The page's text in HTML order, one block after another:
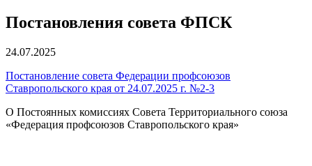
Постановления совета ФПСК
24.07.2025
Постановление совета Федерации профсоюзов
Ставропольского края от 24.07.2025 г. №2-3
О Постоянных комиссиях Совета Территориального союза
«Федерация профсоюзов Ставропольского края»